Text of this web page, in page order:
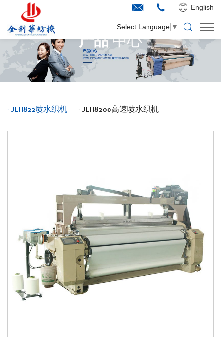
English
Select Language ▼
产品中心
JLH822喷水织机 JLH8200高速喷水织机